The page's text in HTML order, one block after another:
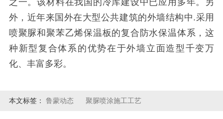
外，近年来国外在大型公共建筑的外墙结构中.采用
喷聚脲和聚苯乙烯保温板的复合防水保温体系，这
种新型复合体系的优势在于外墙立面造型千变万
化、丰富多彩。
本文标签： 鲁蒙动态 聚脲喷涂施工工艺